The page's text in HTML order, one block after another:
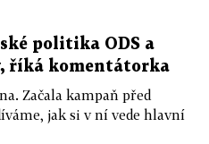
politika ODS a
říká komentátorka
Začala kampaň před
jak si v ní vede hlavní